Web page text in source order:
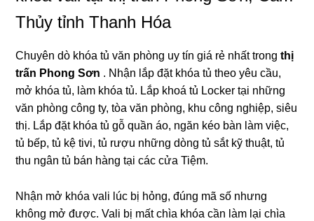
Thủy tỉnh Thanh Hóa
Chuyên dò khóa tủ văn phòng uy tín giá rẻ nhất trongthị
trấn Phong Sơn . Nhận lắp đặt khóa tủ theo yêu cầu,
mở khóa tủ, làm khóa tủ. Lắp khoá tủ Locker tại những
văn phòng công ty, tòa văn phòng, khu công nghiệp, siêu
thị. Lắp đặt khóa tủ gỗ quần áo, ngăn kéo bàn làm việc,
tủ bếp, tủ kệ tivi, tủ rượu những dòng tủ sắt kỹ thuật, tủ
thu ngân tủ bán hàng tại các cửa Tiệm.
Nhận mở khóa vali lúc bị hỏng, đúng mã số nhưng
không mở được. Vali bị mất chìa khóa cần làm lại chìa